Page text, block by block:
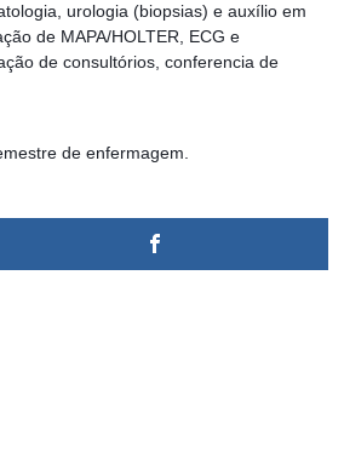
urologia (biopsias) e auxílio em
de MAPA/HOLTER, ECG e
de consultórios, conferencia de
de enfermagem.